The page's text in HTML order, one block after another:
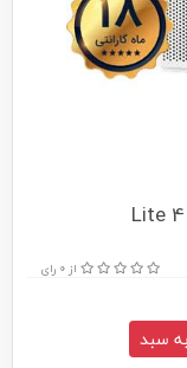
از 0 رای
سبد